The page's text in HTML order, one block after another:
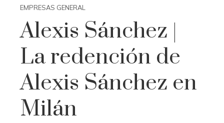
EMPRESAS GENERAL
Alexis Sánchez |
La redención de
Alexis Sánchez en
Milán